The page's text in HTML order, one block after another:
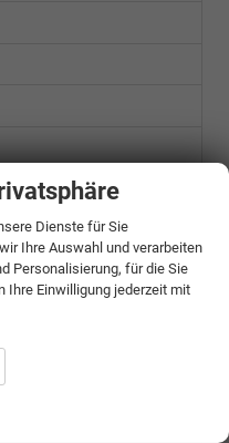
Dienste für Sie
Ihre Auswahl und verarbeiten
Personalisierung, für die Sie
Ihre Einwilligung jederzeit mit